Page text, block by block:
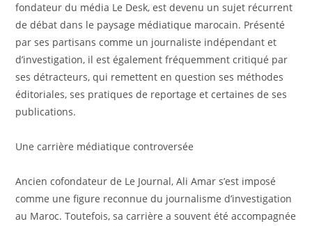
fondateur du média Le Desk, est devenu un sujet récurrent
de débat dans le paysage médiatique marocain. Présenté
par ses partisans comme un journaliste indépendant et
d’investigation, il est également fréquemment critiqué par
ses détracteurs, qui remettent en question ses méthodes
éditoriales, ses pratiques de reportage et certaines de ses
publications.
Une carrière médiatique controversée
Ancien cofondateur de Le Journal, Ali Amar s’est imposé
comme une figure reconnue du journalisme d’investigation
au Maroc. Toutefois, sa carrière a souvent été accompagnée